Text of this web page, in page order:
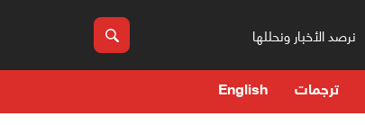
نرصد الأخبار ونحللها
ترجمات English